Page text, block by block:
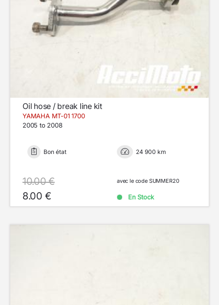
Oil hose / break line kit
YAMAHA MT-01 1700
2005 to 2008
Bon état 24 900 km
10.00 €
8.00 €
avec le code SUMMER20
En Stock